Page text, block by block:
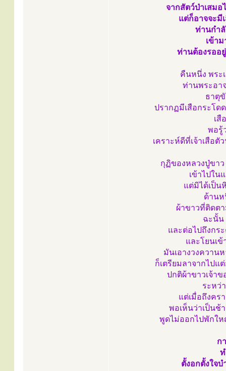
จากสัตว์ป่าเสม
แต่ก็อาจจะมี
ท่านกำ
เข้า
ท่านต้องรออ
คืนหนึ่ง พระ
ท่านพระอา
ธาตุขั
ปรากฏมีเสือกระโด
เสื
พอรู้
เคราะห์ดีที่เจ้าเสือ
กุฏิของหลวงปู่ขา
เข้าไปใน
แต่มิได้เป็น
ด้านห
ผ้าขาวที่ติดต
ฉะนั้น
และต่อไปถึงกร
และโยนเ
มันเอางวงควาน
ก็เตรียมลาจากไปแ
ปกติผ้าขาวเจ้า
ระหว่
แต่เมื่อถึงคร
พอเห็นว่าเป็นช้
พูดไม่ออกไปพักให
ก
ตั้งอกตั้งใจ